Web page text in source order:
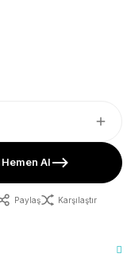
Hemen Al
Paylaş Karşılaştır